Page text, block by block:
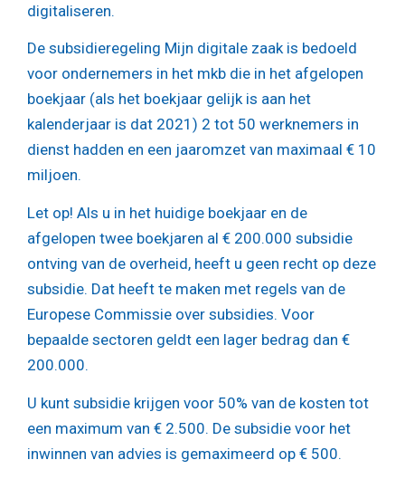
digitaliseren.
De subsidieregeling Mijn digitale zaak is bedoeld
voor ondernemers in het mkb die in het afgelopen
boekjaar (als het boekjaar gelijk is aan het
kalenderjaar is dat 2021) 2 tot 50 werknemers in
dienst hadden en een jaaromzet van maximaal € 10
miljoen.
Let op! Als u in het huidige boekjaar en de
afgelopen twee boekjaren al € 200.000 subsidie
ontving van de overheid, heeft u geen recht op deze
subsidie. Dat heeft te maken met regels van de
Europese Commissie over subsidies. Voor
bepaalde sectoren geldt een lager bedrag dan €
200.000.
U kunt subsidie krijgen voor 50% van de kosten tot
een maximum van € 2.500. De subsidie voor het
inwinnen van advies is gemaximeerd op € 500.